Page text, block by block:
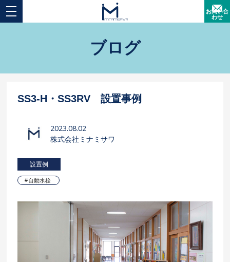
お問い合
わせ
ブログ
SS3-H・SS3RV 設置事例
2023.08.02
株式会社ミナミサワ
設置例
自動水栓